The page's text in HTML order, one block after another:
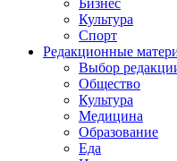
Бизнес
Культура
Спорт
Редакционные
Выбор
Общество
Культура
Медицина
Образование
Еда